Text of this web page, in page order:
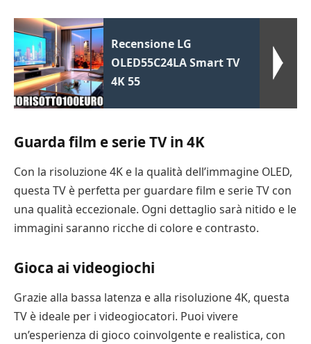
Recensione LG
OLED55C24LA Smart TV
4K 55
Guarda film e serie TV in 4K
Con la risoluzione 4K e la qualità dell’immagine OLED,
questa TV è perfetta per guardare film e serie TV con
una qualità eccezionale. Ogni dettaglio sarà nitido e le
immagini saranno ricche di colore e contrasto.
Gioca ai videogiochi
Grazie alla bassa latenza e alla risoluzione 4K, questa
TV è ideale per i videogiocatori. Puoi vivere
un’esperienza di gioco coinvolgente e realistica, con